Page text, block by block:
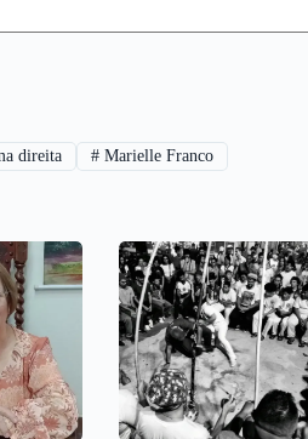
direita # Marielle Franco